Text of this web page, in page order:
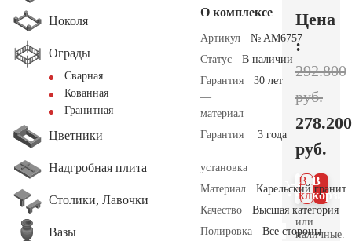
Цоколя
Ограды
Сварная
Кованная
Гранитная
Цветники
Надгробная плита
Столики, Лавочки
Вазы
О комплексе
Артикул
№ AM6757
Статус
В наличии
Гарантия
—
материал
30 лет
Гарантия
—
установка
3 года
Материал
Карельский гранит
Качество
Высшая категория
Полировка
Все стороны
Цена
:
292.800
руб.
278.200
руб.
В
В 1
клик
или
наличные.